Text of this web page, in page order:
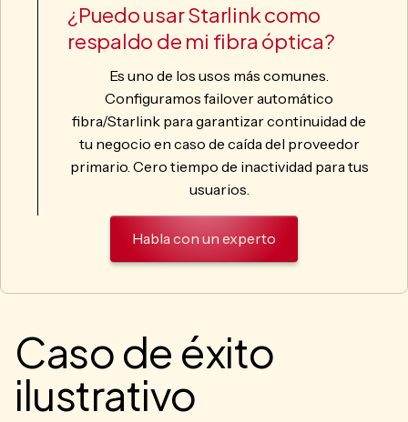
¿Puedo usar Starlink como
respaldo de mi fibra óptica?
Es uno de los usos más comunes.
Configuramos failover automático
fibra/Starlink para garantizar continuidad de
tu negocio en caso de caída del proveedor
primario. Cero tiempo de inactividad para tus
usuarios.
Habla con un experto
Caso de éxito
ilustrativo